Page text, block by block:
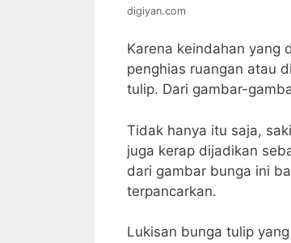
digiyan.com
Karena keindahan yang
penghias ruangan atau
tulip. Dari gambar-
Tidak hanya itu saja,
juga kerap dijadikan
dari gambar bunga ini
terpancarkan.
Lukisan bunga tulip